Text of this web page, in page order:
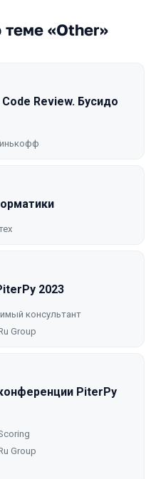
«Other»
Review. Бусидо
2023
консультант
Group
PiterPy
Group